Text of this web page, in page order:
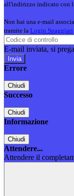
all'indirizzo indicato con
Non hai una e-mail
tramite la Login Spaggiari
E-mail inviata, si
Errore
Chiudi
Successo
Chiudi
Informazione
Chiudi
Attendere...
Attendere il